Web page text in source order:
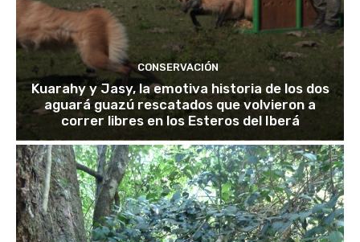
CONSERVACIÓN
Kuarahy y Jasy, la emotiva historia de los dos
aguará guazú rescatados que volvieron a
correr libres en los Esteros del Iberá